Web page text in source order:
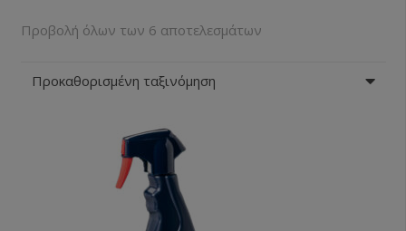
Προβολή όλων των 6 αποτελεσμάτων